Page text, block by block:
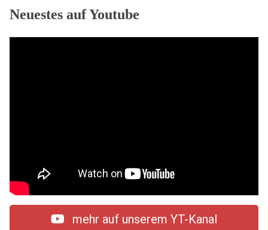
Neuestes auf Youtube
mehr auf unserem YT-Kanal